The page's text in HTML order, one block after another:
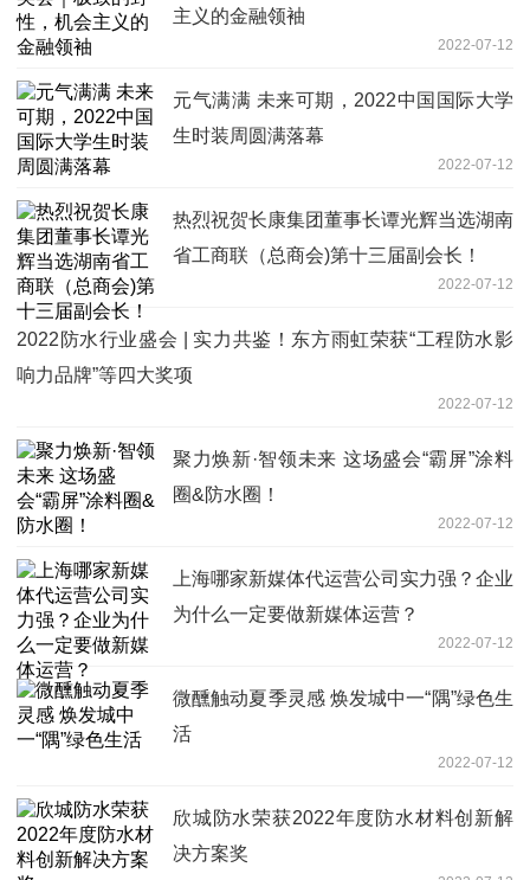
主义的金融领袖
2022-07-12
元气满满 未来可期，2022中国国际大学
生时装周圆满落幕
2022-07-12
热烈祝贺长康集团董事长谭光辉当选湖南
省工商联（总商会)第十三届副会长！
2022-07-12
2022防水行业盛会 | 实力共鉴！东方雨虹荣获“工程防水影
响力品牌”等四大奖项
2022-07-12
聚力焕新·智领未来 这场盛会“霸屏”涂料
圈&防水圈！
2022-07-12
上海哪家新媒体代运营公司实力强？企业
为什么一定要做新媒体运营？
2022-07-12
微醺触动夏季灵感 焕发城中一“隅”绿色生
活
2022-07-12
欣城防水荣获2022年度防水材料创新解
决方案奖